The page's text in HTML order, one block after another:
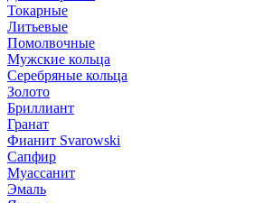
Токарные
Литьевые
Помолвочные
Мужские кольца
Серебряные кольца
Золото
Бриллиант
Гранат
Фианит Svarowski
Сапфир
Муассанит
Эмаль